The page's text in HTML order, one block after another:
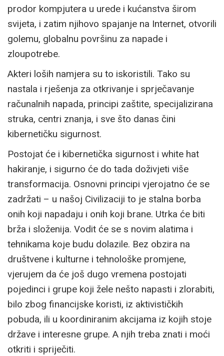
prodor kompjutera u urede i kućanstva širom
svijeta, i zatim njihovo spajanje na Internet, otvorili
golemu, globalnu površinu za napade i
zloupotrebe.
Akteri loših namjera su to iskoristili. Tako su
nastala i rješenja za otkrivanje i sprječavanje
računalnih napada, principi zaštite, specijalizirana
struka, centri znanja, i sve što danas čini
kibernetičku sigurnost.
Postojat će i kibernetička sigurnost i white hat
hakiranje, i sigurno će do tada doživjeti više
transformacija. Osnovni principi vjerojatno će se
zadržati – u našoj Civilizaciji to je stalna borba
onih koji napadaju i onih koji brane. Utrka će biti
brža i složenija. Vodit će se s novim alatima i
tehnikama koje budu dolazile. Bez obzira na
društvene i kulturne i tehnološke promjene,
vjerujem da će još dugo vremena postojati
pojedinci i grupe koji žele nešto napasti i zlorabiti,
bilo zbog financijske koristi, iz aktivističkih
pobuda, ili u koordiniranim akcijama iz kojih stoje
države i interesne grupe. A njih treba znati i moći
otkriti i spriječiti.